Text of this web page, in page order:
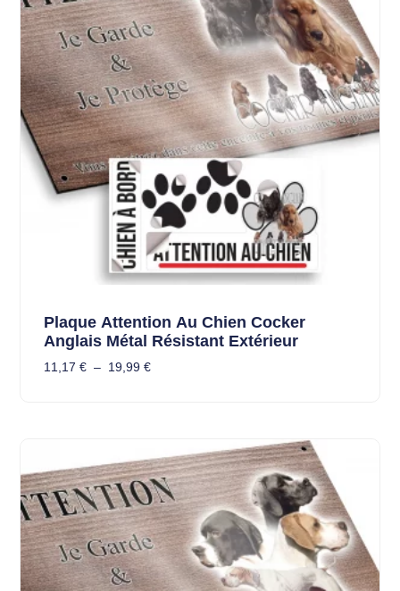
Plaque Attention Au Chien Cocker
Anglais Métal Résistant Extérieur
11,17 € – 19,99 €